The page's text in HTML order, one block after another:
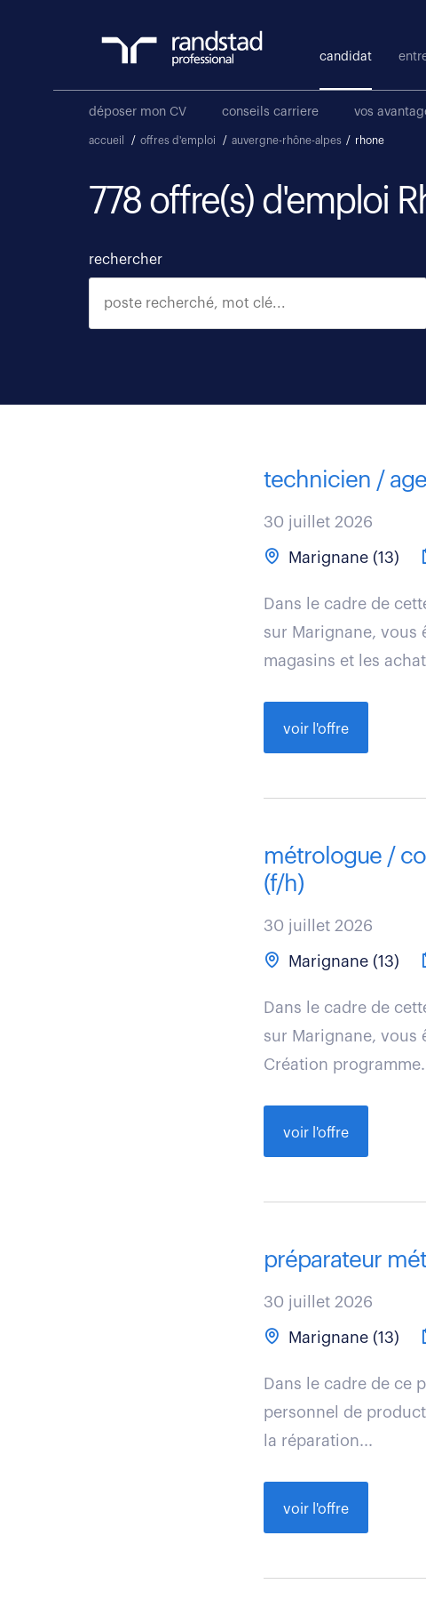
candidat
déposer mon CV conseils carriere vos
accueil / offres d'emploi / auvergne-rhône-alpes / rhone
778 offre(s) d'emploi
rechercher
technicien /
30 juillet 2026
Marignane (13)
Dans le cadre de
sur Marignane, vous
magasins et les
voir l'offre
métrologue /
(f/h)
30 juillet 2026
Marignane (13)
Dans le cadre de
sur Marignane, vous
Création
voir l'offre
préparateur
30 juillet 2026
Marignane (13)
Dans le cadre de ce
personnel de
la réparation...
voir l'offre